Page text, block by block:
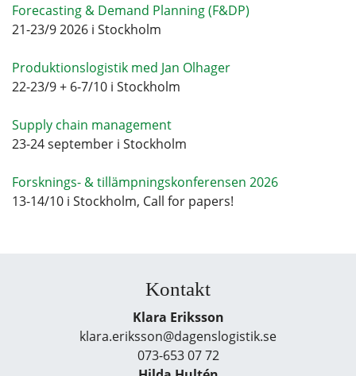
Forecasting & Demand Planning (F&DP)
21-23/9 2026 i Stockholm
Produktionslogistik med Jan Olhager
22-23/9 + 6-7/10 i Stockholm
Supply chain management
23-24 september i Stockholm
Forsknings- & tillämpningskonferensen 2026
13-14/10 i Stockholm, Call for papers!
Kontakt
Klara Eriksson
klara.eriksson@dagenslogistik.se
073-653 07 72